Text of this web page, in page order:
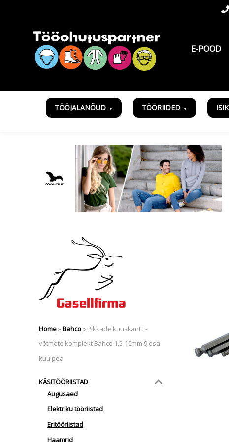
E-POOD
TÖÖJALANÕUD TÖÖRIIDED
Home»Bahco» Pikkade kuuskant L-
võtmete komplekt Bahco 1,5-10mm 9 osa
kuulpea
KÄSITÖÖRIISTAD
Augusaed
Elektriku tööriistad
Eritööriistad
Haamrid